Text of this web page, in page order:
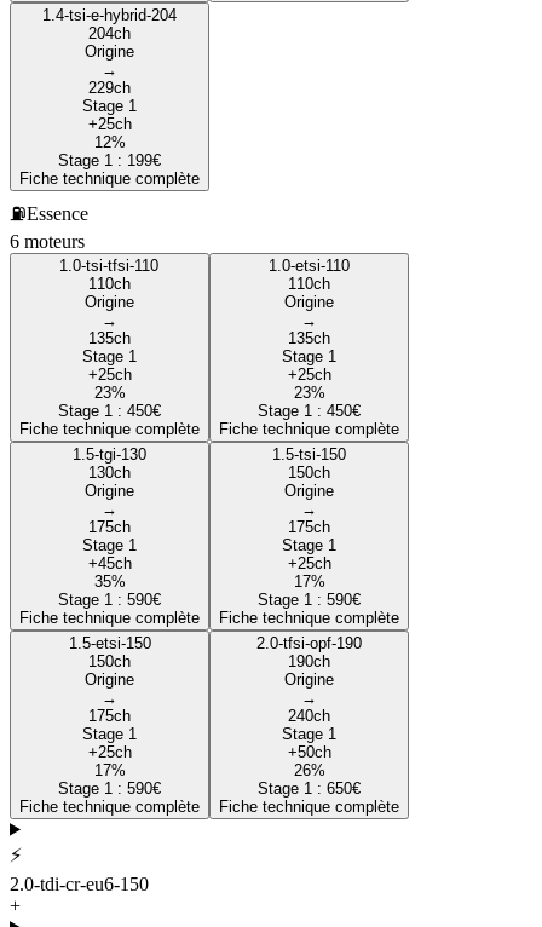
1.4-tsi-e-hybrid-204
204ch
Origine
→
229ch
Stage 1
+25ch
12%
Stage 1 : 199€
Fiche technique complète
⛽Essence
6 moteurs
1.0-tsi-tfsi-110
110ch
Origine
→
135ch
Stage 1
+25ch
23%
Stage 1 : 450€
Fiche technique complète
1.0-etsi-110
110ch
Origine
→
135ch
Stage 1
+25ch
23%
Stage 1 : 450€
Fiche technique complète
1.5-tgi-130
130ch
Origine
→
175ch
Stage 1
+45ch
35%
Stage 1 : 590€
Fiche technique complète
1.5-tsi-150
150ch
Origine
→
175ch
Stage 1
+25ch
17%
Stage 1 : 590€
Fiche technique complète
1.5-etsi-150
150ch
Origine
→
175ch
Stage 1
+25ch
17%
Stage 1 : 590€
Fiche technique complète
2.0-tfsi-opf-190
190ch
Origine
→
240ch
Stage 1
+50ch
26%
Stage 1 : 650€
Fiche technique complète
⚡
2.0-tdi-cr-eu6-150
+